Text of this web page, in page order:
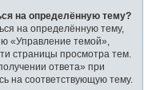
на определённую тему?
на определённую тему,
«Управление темой»,
страницы просмотра тем.
ответа» при
на соответствующую тему.